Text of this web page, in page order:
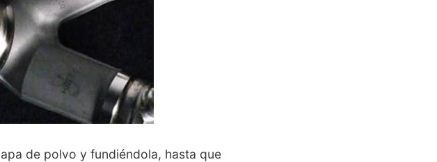
de polvo y fundiéndola, hasta que